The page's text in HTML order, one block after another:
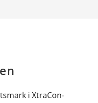
i XtraCon-